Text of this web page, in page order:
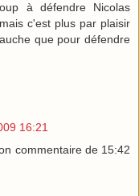
à défendre Nicolas
c'est plus par plaisir
que pour défendre
16:21
commentaire de 15:42